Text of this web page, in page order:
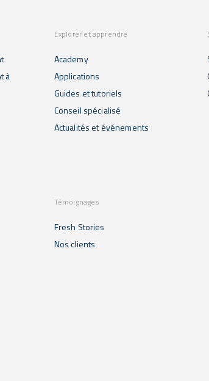
à
Explorer et apprendre
Academy
Applications
Guides et tutoriels
Conseil spécialisé
Actualités et événements
Témoignages
Fresh Stories
Nos clients